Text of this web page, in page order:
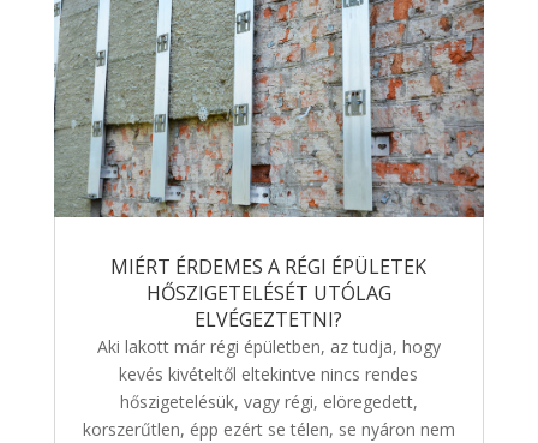
MIÉRT ÉRDEMES A RÉGI ÉPÜLETEK
HŐSZIGETELÉSÉT UTÓLAG
ELVÉGEZTETNI?
Aki lakott már régi épületben, az tudja, hogy
kevés kivételtől eltekintve nincs rendes
hőszigetelésük, vagy régi, elöregedett,
korszerűtlen, épp ezért se télen, se nyáron nem